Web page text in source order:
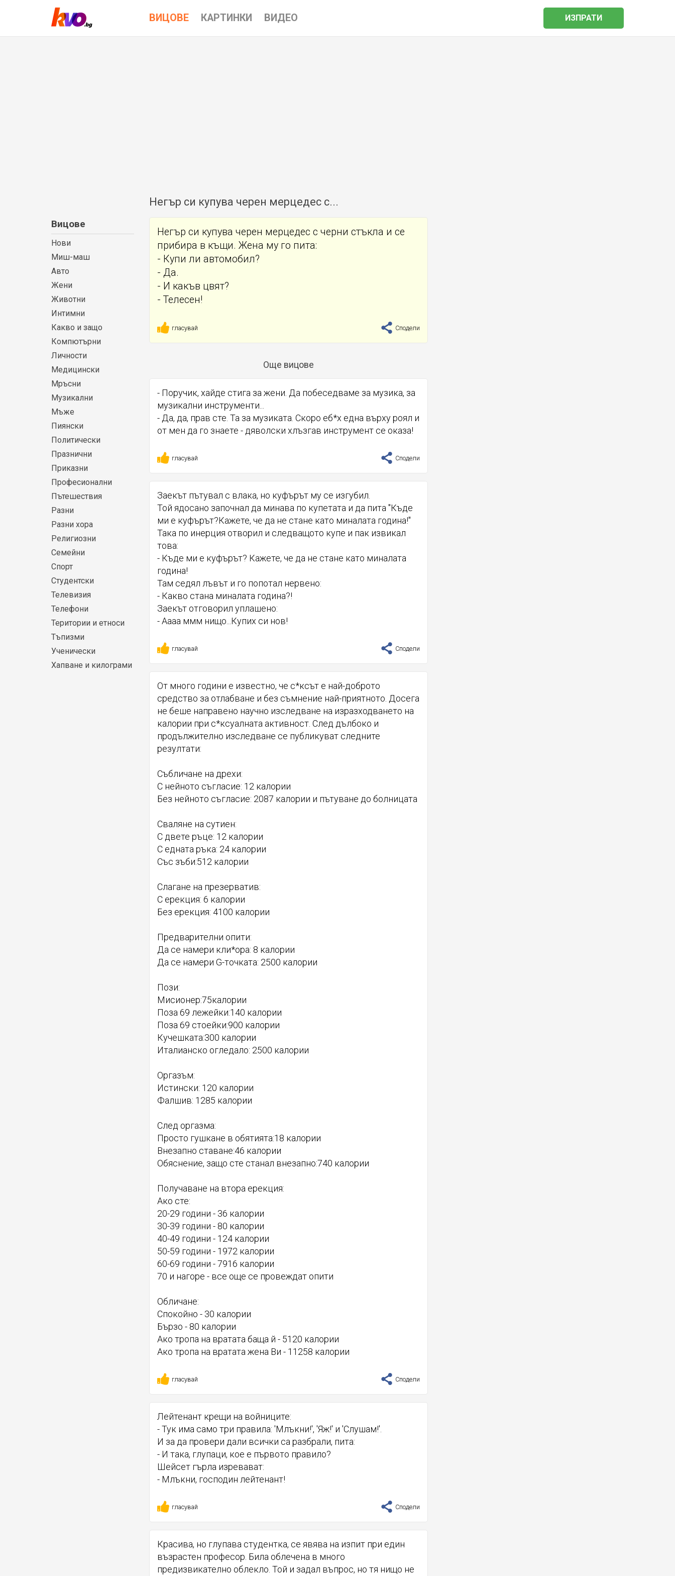
ВИЦОВЕ КАРТИНКИ ВИДЕО ИЗПРАТИ
Негър си купува черен мерцедес с...
Вицове
Нови
Миш-маш
Авто
Жени
Животни
Интимни
Какво и защо
Компютърни
Личности
Медицински
Мръсни
Музикални
Мъже
Пиянски
Политически
Празнични
Приказни
Професионални
Пътешествия
Разни
Разни хора
Религиозни
Семейни
Спорт
Студентски
Телевизия
Телефони
Територии и етноси
Тъпизми
Ученически
Хапване и килограми
Негър си купува черен мерцедес с черни стъкла и се
прибира в къщи. Жена му го пита:
- Купи ли автомобил?
- Да.
- И какъв цвят?
- Телесен!
гласувай Сподели
Още вицове
- Поручик, хайде стига за жени. Да побеседваме за музика, за
музикални инструменти...
- Да, да, прав сте. Та за музиката. Скоро еб*х една върху роял и
от мен да го знаете - дяволски хлъзгав инструмент се оказа!
гласувай Сподели
Заекът пътувал с влака, но куфърът му се изгубил.
Той ядосано започнал да минава по купетата и да пита "Къде
ми е куфърът?Кажете, че да не стане като миналата година!"
Така по инерция отворил и следващото купе и пак извикал
това:
- Къде ми е куфърът? Кажете, че да не стане като миналата
година!
Там седял лъвът и го попотал нервено:
- Какво стана миналата година?!
Заекът отговорил уплашено:
- Аааа ммм нищо...Купих си нов!
гласувай Сподели
От много години е известно, че с*ксът е най-доброто
средство за отлабване и без съмнение най-приятното. Досега
не беше направено научно изследване на изразходването на
калории при с*ксуалната активност. След дълбоко и
продължително изследване се публикуват следните
резултати:
Събличане на дрехи:
С нейното съгласие: 12 калории
Без нейното съгласие: 2087 калории и пътуване до болницата
Сваляне на сутиен:
С двете ръце: 12 калории
С едната ръка: 24 калории
Със зъби:512 калории
Слагане на презерватив:
С ерекция: 6 калории
Без ерекция: 4100 калории
Предварителни опити:
Да се намери кли*ора: 8 калории
Да се намери G-точката: 2500 калории
Пози:
Мисионер:75калории
Поза 69 лежейки:140 калории
Поза 69 стоейки:900 калории
Кучешката:300 калории
Италианско огледало: 2500 калории
Оргазъм:
Истински: 120 калории
Фалшив: 1285 калории
След оргазма:
Просто гушкане в обятията:18 калории
Внезапно ставане:46 калории
Обяснение, защо сте станал внезапно:740 калории
Получаване на втора ерекция:
Ако сте:
20-29 години - 36 калории
30-39 години - 80 калории
40-49 години - 124 калории
50-59 години - 1972 калории
60-69 години - 7916 калории
70 и нагоре - все още се провеждат опити
Обличане:
Спокойно - 30 калории
Бързо - 80 калории
Ако тропа на вратата баща й - 5120 калории
Ако тропa на вратата жена Ви - 11258 калории
гласувай Сподели
Лейтенант крещи на войниците:
- Тук има само три правила: 'Млъкни!', 'Яж!' и 'Слушам!'.
И за да провери дали всички са разбрали, пита:
- И така, глупаци, кое е първото правило?
Шейсет гърла изревават:
- Млъкни, господин лейтенант!
гласувай Сподели
Красива, но глупава студентка, се явява на изпит при един
възрастен професор. Била облечена в много
предизвикателно облекло. Той и задал въпрос, но тя нищо не